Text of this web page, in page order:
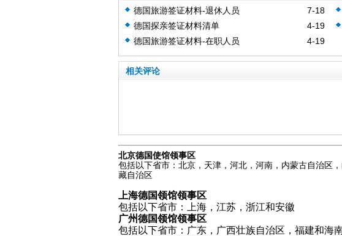
7-18
德国旅游签证材料-退休人员
4-19
德国探亲签证材料清单
4-19
德国旅游签证材料-在职人员
相关评论
北京德国使馆领事区
包括以下省市：北京，天津，河北，河南，内蒙古自治区
藏自治区
上海德国领馆领事区
包括以下省市：上海，江苏，浙江和安徽
广州德国领馆领事区
包括以下省市：广东，广西壮族自治区，福建和海